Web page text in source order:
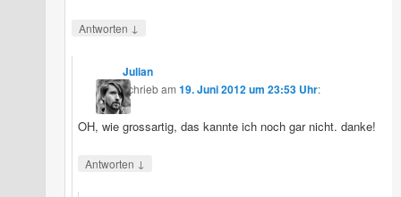
Antworten ↓
Julian
schriebam19. Juni 2012 um 23:53 Uhr:
OH, wie grossartig, das kannte ich noch gar nicht. danke!
Antworten ↓